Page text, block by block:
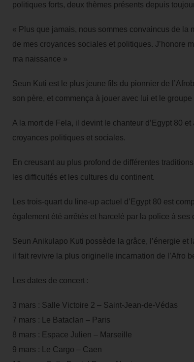
politiques forts, deux thèmes présents depuis
« Plus que jamais, nous sommes convaincus de la
de mes croyances sociales et politiques. J’honore
ma naissance »
Seun Kuti est le plus jeune fils du pionnier de
son père, et commença à jouer avec lui et le
A la mort de Fela, il devint le chanteur d’Egypt 80
croyances politiques et sociales.
En creusant au plus profond de différentes
les difficultés et les cultures du continent.
Les trois-quart du line-up actuel d’Egypt 80 est
également été arrêtés et harcelé par la police à ses
Seun Anikulapo Kuti possède la grâce, l’énergie
il fait revivre la plus originelle incarnation de l’Afro
Les dates de concert :
3 mars : Salle Victoire 2 – Saint-Jean-de-Védas
7 mars : Le Bataclan – Paris
8 mars : Espace Julien – Marseille
9 mars : Le Cargo – Caen